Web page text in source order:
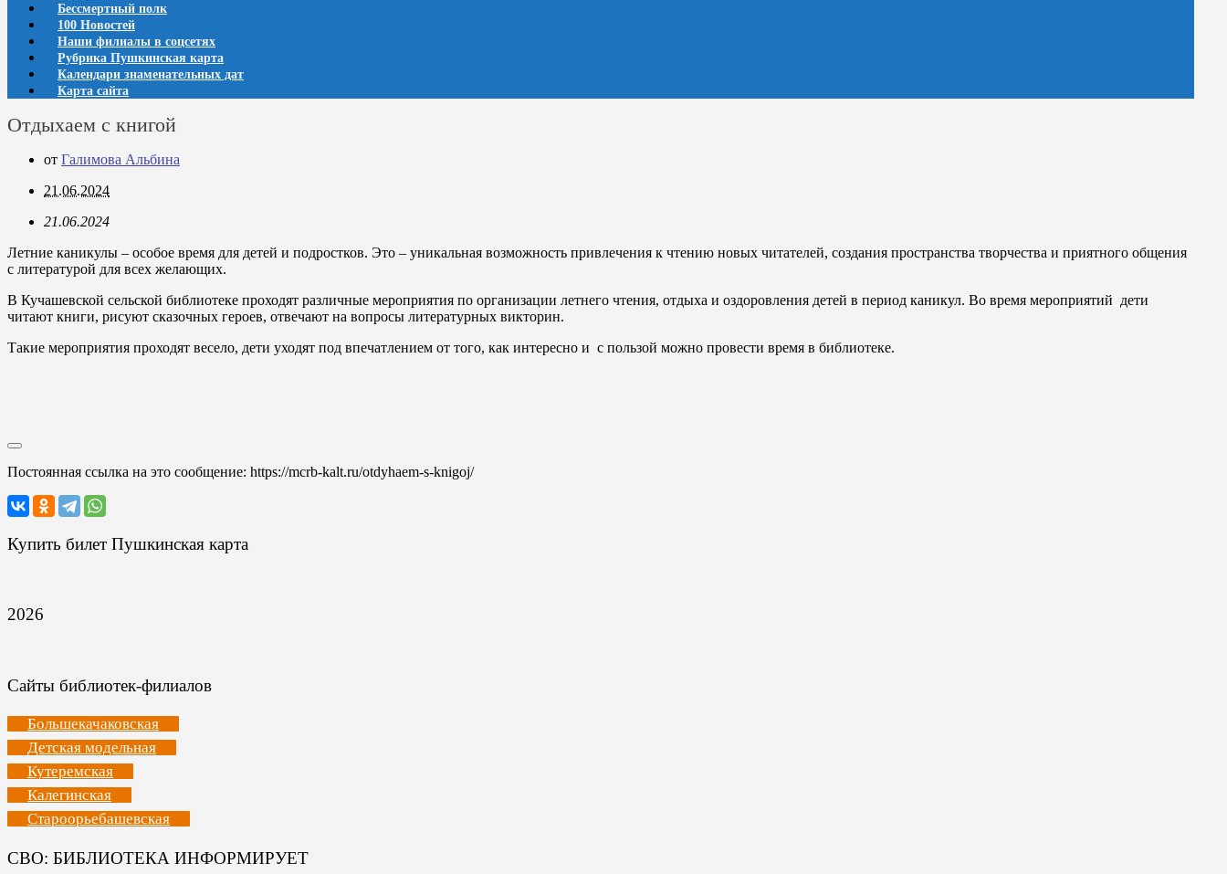
Бессмертный полк
100 Новостей
Наши филиалы в соцсетях
Рубрика Пушкинская карта
Календари знаменательных дат
Карта сайта
Отдыхаем с книгой
от Галимова Альбина
21.06.2024
21.06.2024
Летние каникулы – особое время для детей и подростков. Это – уникальная возможность привлечения к чтению новых читателей, создания пространства творчества и приятного общения
с литературой для всех желающих.
В Кучашевской сельской библиотеке проходят различные мероприятия по организации летнего чтения, отдыха и оздоровления детей в период каникул. Во время мероприятий дети
читают книги, рисуют сказочных героев, отвечают на вопросы литературных викторин.
Такие мероприятия проходят весело, дети уходят под впечатлением от того, как интересно и с пользой можно провести время в библиотеке.
Постоянная ссылка на это сообщение: https://mcrb-kalt.ru/otdyhaem-s-knigoj/
Купить билет Пушкинская карта
2026
Сайты библиотек-филиалов
Большекачаковская
Детская модельная
Кутеремская
Калегинская
Староорьебашевская
СВО: БИБЛИОТЕКА ИНФОРМИРУЕТ